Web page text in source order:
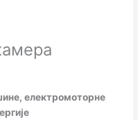
електромоторне